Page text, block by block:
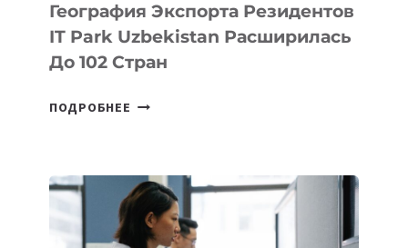
География Экспорта Резидентов
IT Park Uzbekistan Расширилась
До 102 Стран
ПОДРОБНЕЕ ГЕОГРАФИЯ
PARK
UZBEKISTAN
РАСШИРИЛАСЬ